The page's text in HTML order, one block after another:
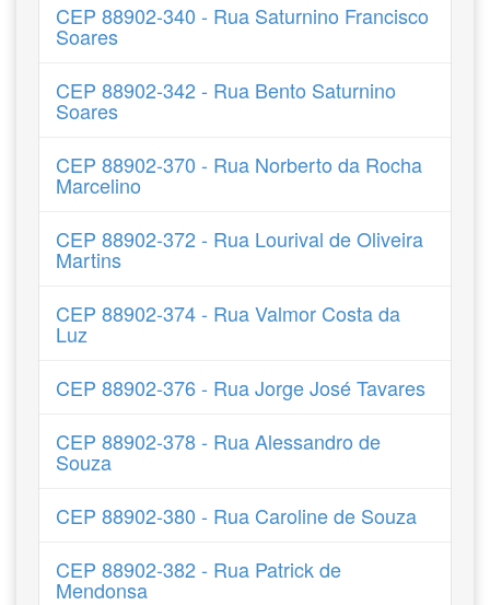
CEP 88902-340 - Rua Saturnino Francisco
Soares
CEP 88902-342 - Rua Bento Saturnino
Soares
CEP 88902-370 - Rua Norberto da Rocha
Marcelino
CEP 88902-372 - Rua Lourival de Oliveira
Martins
CEP 88902-374 - Rua Valmor Costa da
Luz
CEP 88902-376 - Rua Jorge José Tavares
CEP 88902-378 - Rua Alessandro de
Souza
CEP 88902-380 - Rua Caroline de Souza
CEP 88902-382 - Rua Patrick de
Mendonsa